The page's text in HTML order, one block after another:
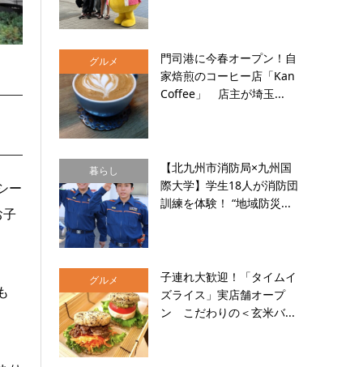
ー
グルメ
門司港に今春オープン！自
家焙煎のコーヒー店「Kan
Coffee」 店主が埼玉...
暮らし
【北九州市消防局×九州国
際大学】学生18人が消防団
訓練を体験！ “地域防災...
グルメ
子連れ大歓迎！「タイムイ
ズライス」実店舗オープ
ン こだわりの＜玄米バ...